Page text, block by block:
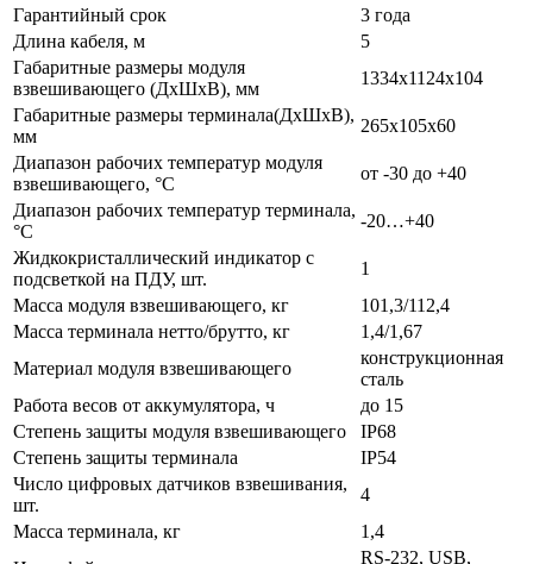
Гарантийный срок
3 года
Длина кабеля, м
5
Габаритные размеры модуля
взвешивающего (ДхШхВ), мм
1334х1124х104
Габаритные размеры терминала(ДхШхВ),
мм
265x105x60
Диапазон рабочих температур модуля
взвешивающего, °С
от -30 до +40
Диапазон рабочих температур терминала,
°С
-20…+40
Жидкокристаллический индикатор с
подсветкой на ПДУ, шт.
1
Масса модуля взвешивающего, кг
101,3/112,4
Масса терминала нетто/брутто, кг
1,4/1,67
Материал модуля взвешивающего
конструкционная
сталь
Работа весов от аккумулятора, ч
до 15
Степень защиты модуля взвешивающего
IP68
Степень защиты терминала
IP54
Число цифровых датчиков взвешивания,
шт.
4
Масса терминала, кг
1,4
RS-232, USB,